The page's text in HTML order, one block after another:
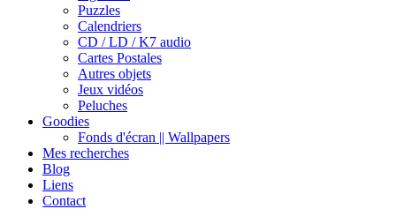
Puzzles
Calendriers
CD / LD / K7 audio
Cartes Postales
Autres objets
Jeux vidéos
Peluches
Goodies
Fonds d'écran || Wallpapers
Mes recherches
Blog
Liens
Contact